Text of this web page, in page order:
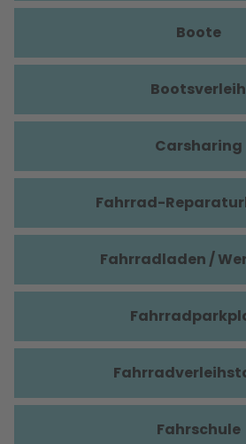
Boote
Bootsverleih
Carsharing
Fahrrad-
Fahrradladen /
Fahrschule